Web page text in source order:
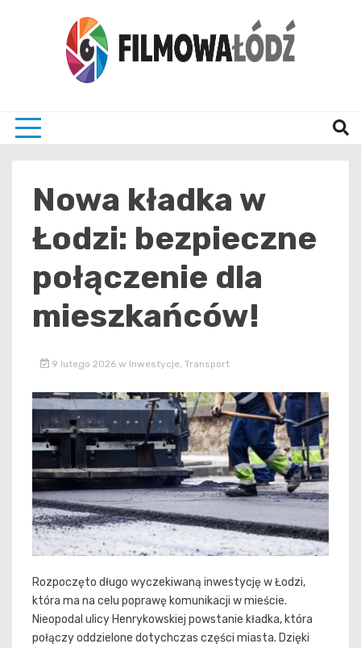
Nowa kładka w
Łodzi: bezpieczne
połączenie dla
mieszkańców!
9 lutego 2026 w Inwestycje, Transport
Rozpoczęto długo wyczekiwaną inwestycję w Łodzi,
która ma na celu poprawę komunikacji w mieście.
Nieopodal ulicy Henrykowskiej powstanie kładka, która
połączy oddzielone dotychczas części miasta. Dzięki